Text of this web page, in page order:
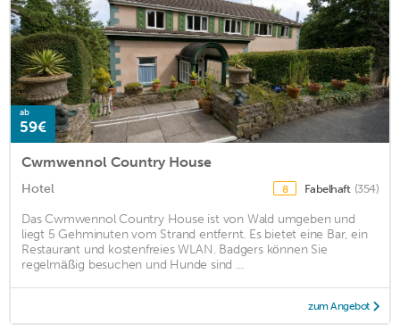
ab
59€
Cwmwennol Country House
Hotel 8 Fabelhaft (354)
Das Cwmwennol Country House ist von Wald umgeben und
liegt 5 Gehminuten vom Strand entfernt. Es bietet eine Bar, ein
Restaurant und kostenfreies WLAN. Badgers können Sie
regelmäßig besuchen und Hunde sind ...
zum Angebot